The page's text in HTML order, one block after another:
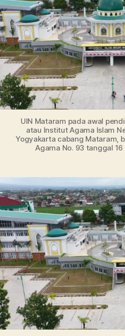
UIN Mataram pada awal
atau Institut Agama Islam
Yogyakarta cabang Mataram,
Agama No. 93 tanggal